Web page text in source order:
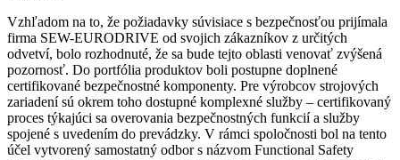
Vzhľadom na to, že požiadavky súvisiace s bezpečnosťou prijímala
firma SEW-EURODRIVE od svojich zákazníkov z určitých
odvetví, bolo rozhodnuté, že sa bude tejto oblasti venovať zvýšená
pozornosť. Do portfólia produktov boli postupne doplnené
certifikované bezpečnostné komponenty. Pre výrobcov strojových
zariadení sú okrem toho dostupné komplexné služby – certifikovaný
proces týkajúci sa overovania bezpečnostných funkcií a služby
spojené s uvedením do prevádzky. V rámci spoločnosti bol na tento
účel vytvorený samostatný odbor s názvom Functional Safety